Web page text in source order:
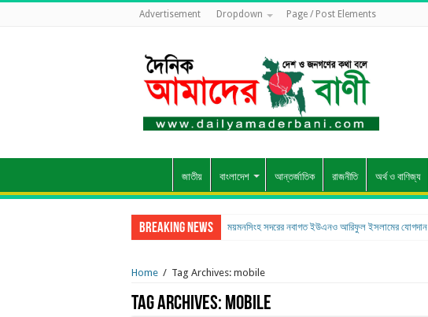
Advertisement Dropdown Page / Post Elements
জাতীয় বাংলাদেশ আন্তর্জাতিক রাজনীতি অর্থ ও বাণিজ্য
Breaking News ময়মনসিংহ সদরের নবাগত ইউএনও আরিফুল ইসলামের যোগদান
Home / Tag Archives: mobile
Tag Archives: mobile